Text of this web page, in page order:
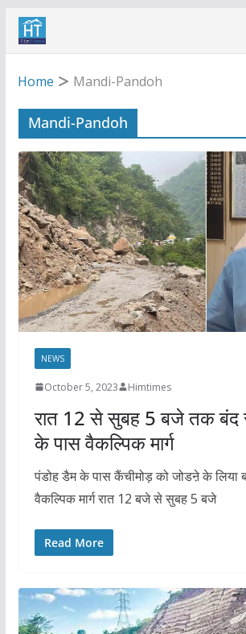
Skip
Home
Mandi-Pandoh
Mandi-Pandoh
NEWS
October 5, 2023 Himtimes
रात 12 से सुबह 5 बजे तक बंद
के पास वैकल्पिक मार्ग
पंडोह डैम के पास कैंचीमोड़ को जोडऩे के लिया
वैकल्पिक मार्ग रात 12 बजे से सुबह 5 बजे
Read More